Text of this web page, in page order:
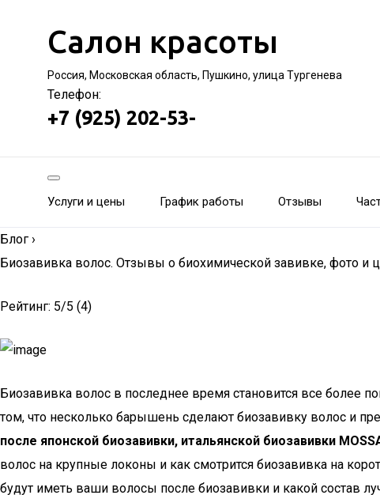
Салон красоты
Россия, Московская область, Пушкино, улица Тургенева
Телефон:
+7 (925) 202-53-
Услуги и цены График работы Отзывы
Блог ›
Биозавивка волос. Отзывы о биохимической завивке, фото и
Рейтинг: 5/5 (4)
Биозавивка волос в последнее время становится все более
том, что несколько барышень сделают биозавивку волос и
после японской биозавивки, итальянской биозавивки
волос на крупные локоны и как смотрится биозавивка на
будут иметь ваши волосы после биозавивки и какой состав